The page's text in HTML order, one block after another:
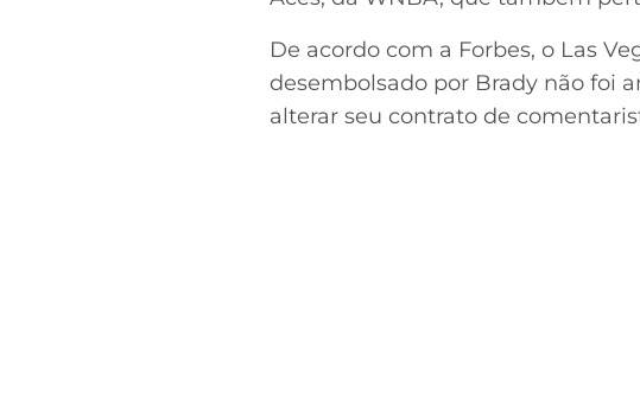
De acordo com a Forbes, o Las
desembolsado por Brady não foi
alterar seu contrato de